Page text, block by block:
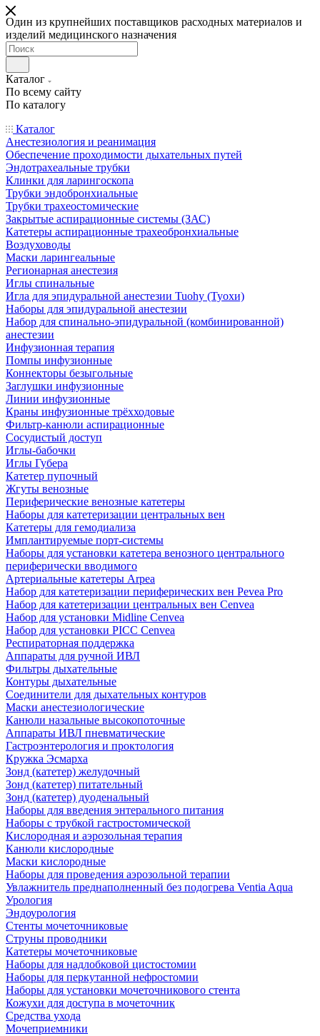
Один из крупнейших поставщиков расходных материалов и
изделий медицинского назначения
Каталог
По всему сайту
По каталогу
Каталог
Анестезиология и реанимация
Обеспечение проходимости дыхательных путей
Эндотрахеальные трубки
Клинки для ларингоскопа
Трубки эндобронхиальные
Трубки трахеостомические
Закрытые аспирационные системы (ЗАС)
Катетеры аспирационные трахеобронхиальные
Воздуховоды
Маски ларингеальные
Регионарная анестезия
Иглы спинальные
Игла для эпидуральной анестезии Tuohy (Туохи)
Наборы для эпидуральной анестезии
Набор для спинально-эпидуральной (комбинированной)
анестезии
Инфузионная терапия
Помпы инфузионные
Коннекторы безыгольные
Заглушки инфузионные
Линии инфузионные
Краны инфузионные трёхходовые
Фильтр-канюли аспирационные
Сосудистый доступ
Иглы-бабочки
Иглы Губера
Катетер пупочный
Жгуты венозные
Периферические венозные катетеры
Наборы для катетеризации центральных вен
Катетеры для гемодиализа
Имплантируемые порт‑системы
Наборы для установки катетера венозного центрального
периферически вводимого
Артериальные катетеры Arpea
Набор для катетеризации периферических вен Pevea Pro
Набор для катетеризации центральных вен Cenvea
Набор для установки Midline Cenvea
Набор для установки PICC Cenvea
Респираторная поддержка
Аппараты для ручной ИВЛ
Фильтры дыхательные
Контуры дыхательные
Соединители для дыхательных контуров
Маски анестезиологические
Канюли назальные высокопоточные
Аппараты ИВЛ пневматические
Гастроэнтерология и проктология
Кружка Эсмарха
Зонд (катетер) желудочный
Зонд (катетер) питательный
Зонд (катетер) дуоденальный
Наборы для введения энтерального питания
Наборы с трубкой гастростомической
Кислородная и аэрозольная терапия
Канюли кислородные
Маски кислородные
Наборы для проведения аэрозольной терапии
Увлажнитель преднаполненный без подогрева Ventia Aqua
Урология
Эндоурология
Стенты мочеточниковые
Струны проводники
Катетеры мочеточниковые
Наборы для надлобковой цистостомии
Наборы для перкутанной нефростомии
Наборы для установки мочеточникового стента
Кожухи для доступа в мочеточник
Средства ухода
Мочеприемники